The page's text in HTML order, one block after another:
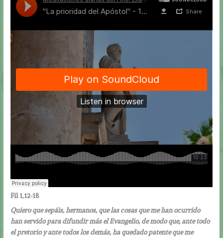
Fil 1,12-18
Quiero que sepáis, hermanos, que las cosas que me han ocurrido
han servido para difundir más el Evangelio, de modo que, ante todo
el pretorio y ante todos los demás, ha quedado patente que me